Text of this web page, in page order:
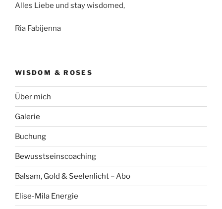
Alles Liebe und stay wisdomed,
Ria Fabijenna
WISDOM & ROSES
Über mich
Galerie
Buchung
Bewusstseinscoaching
Balsam, Gold & Seelenlicht – Abo
Elise-Mila Energie